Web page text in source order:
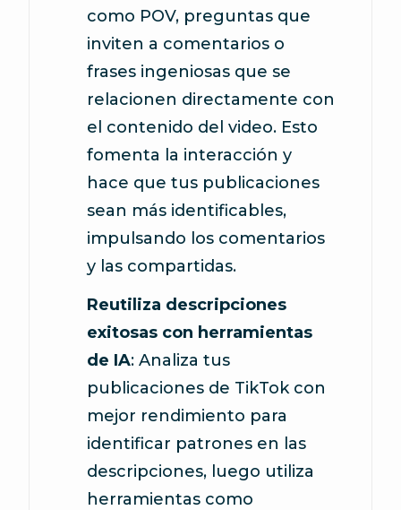
como POV, preguntas que
inviten a comentarios o
frases ingeniosas que se
relacionen directamente con
el contenido del video. Esto
fomenta la interacción y
hace que tus publicaciones
sean más identificables,
impulsando los comentarios
y las compartidas.
Reutiliza descripciones
exitosas con herramientas
de IA: Analiza tus
publicaciones de TikTok con
mejor rendimiento para
identificar patrones en las
descripciones, luego utiliza
herramientas como